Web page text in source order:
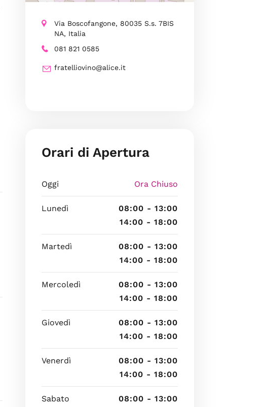
Via Boscofangone, 80035 S.s. 7BIS
NA, Italia
081 821 0585
fratelliovino@alice.it
Orari di Apertura
Oggi Ora Chiuso
Lunedì
08:00 - 13:00
14:00 - 18:00
Martedì
08:00 - 13:00
14:00 - 18:00
Mercoledì
08:00 - 13:00
14:00 - 18:00
Giovedì
08:00 - 13:00
14:00 - 18:00
Venerdì
08:00 - 13:00
14:00 - 18:00
Sabato 08:00 - 13:00